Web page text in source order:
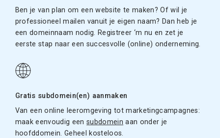
Ben je van plan om een website te maken? Of wil je
professioneel mailen vanuit je eigen naam? Dan heb je
een domeinnaam nodig. Registreer ‘m nu en zet je
eerste stap naar een succesvolle (online) onderneming.
Gratis subdomein(en) aanmaken
Van een online leeromgeving tot marketingcampagnes:
maak eenvoudig eensubdomein aan onder je
hoofddomein. Geheel kosteloos.